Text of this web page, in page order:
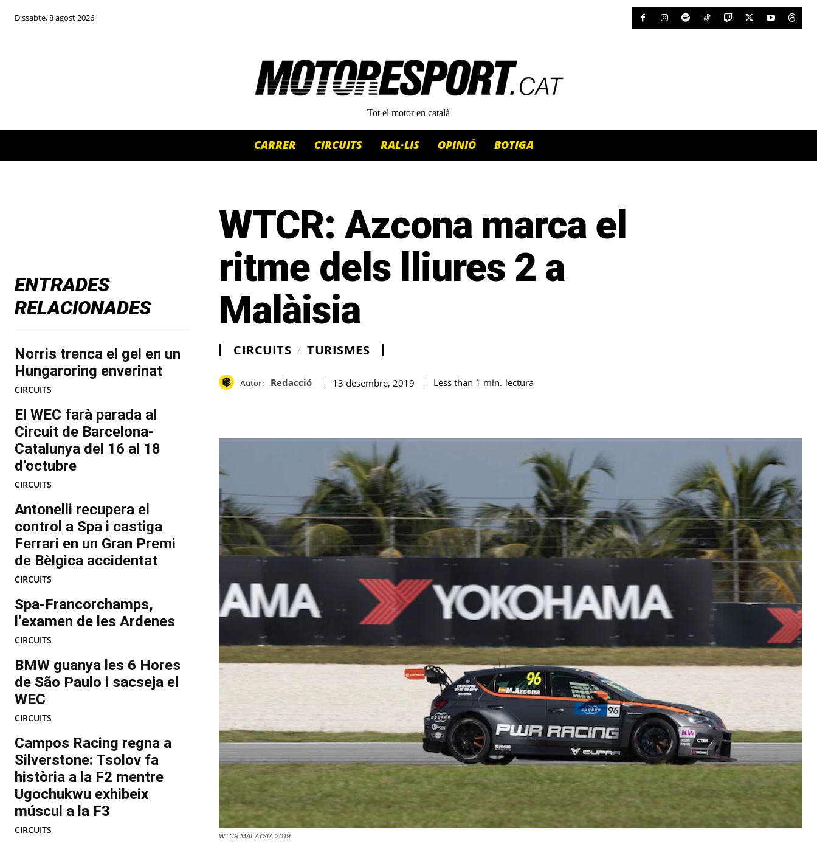
Dissabte, 8 agost 2026
Tot el motor en català
CARRER CIRCUITS RAL·LIS OPINIÓ BOTIGA
ENTRADES
RELACIONADES
Norris trenca el gel en un
Hungaroring enverinat
CIRCUITS
El WEC farà parada al
Circuit de Barcelona-
Catalunya del 16 al 18
d’octubre
CIRCUITS
Antonelli recupera el
control a Spa i castiga
Ferrari en un Gran Premi
de Bèlgica accidentat
CIRCUITS
Spa-Francorchamps,
l’examen de les Ardenes
CIRCUITS
BMW guanya les 6 Hores
de São Paulo i sacseja el
WEC
CIRCUITS
Campos Racing regna a
Silverstone: Tsolov fa
història a la F2 mentre
Ugochukwu exhibeix
múscul a la F3
CIRCUITS
WTCR: Azcona marca el
ritme dels lliures 2 a
Malàisia
CIRCUITS TURISMES
Autor: Redacció 13 desembre, 2019 Less than 1 min. lectura
WTCR MALAYSIA 2019